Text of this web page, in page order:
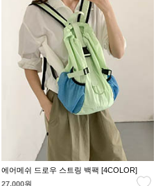
에어메쉬 드로우 스트링 백팩 [4COLOR]
27,000원